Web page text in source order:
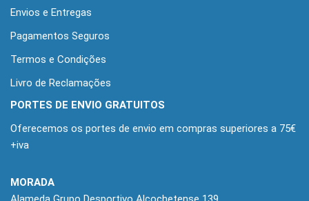
Envios e Entregas
Pagamentos Seguros
Termos e Condições
Livro de Reclamações
PORTES DE ENVIO GRATUITOS
Oferecemos os portes de envio em compras superiores a 75€
+iva
MORADA